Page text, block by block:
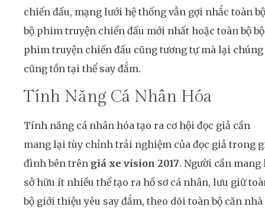
chiến đấu, mạng lưới hệ thống vẫn gợi nhắc toàn bộ
bộ phim truyện chiến đấu mới nhất hoặc toàn bộ bộ
phim truyện chiến đấu cũng tương tự mà lại chúng
cũng tồn tại thể say đắm.
Tính Năng Cá Nhân Hóa
Tính năng cá nhân hóa tạo ra cơ hội đọc giả cần
mang lại tùy chỉnh trải nghiệm của đọc giả trong
đình bên trên giá xe vision 2017. Người cần mang
sở hữu ít nhiều thể tạo ra hồ sơ cá nhân, lưu giữ
bộ giới thiệu yêu say đắm, theo dõi toàn bộ căn nhà